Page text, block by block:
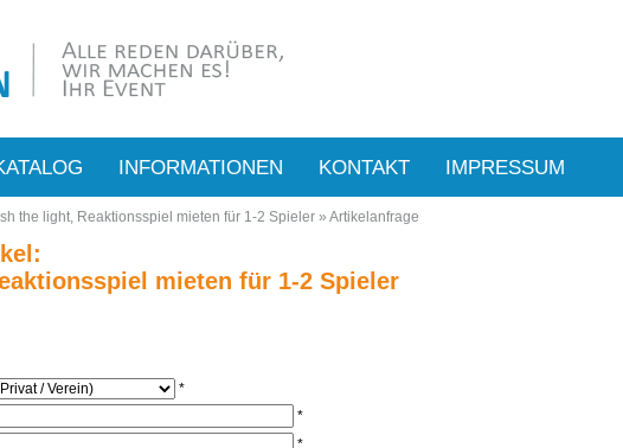
INFORMATIONEN KONTAKT IMPRESSUM
the light, Reaktionsspiel mieten für 1-2 Spieler » Artikelanfrage
mieten für 1-2 Spieler
*
*